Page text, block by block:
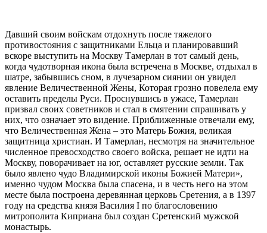
Давший своим войскам отдохнуть после тяжелого
противостояния с защитниками Ельца и планировавший
вскоре выступить на Москву Тамерлан в тот самый день,
когда чудотворная икона была встречена в Москве, отдыхал в
шатре, забывшись сном, в лучезарном сиянии он увидел
явление Величественной Жены, Которая грозно повелела ему
оставить пределы Руси. Проснувшись в ужасе, Тамерлан
призвал своих советников и стал в смятении спрашивать у
них, что означает это видение. Приближенные отвечали ему,
что Величественная Жена – это Матерь Божия, великая
защитница христиан. И Тамерлан, несмотря на значительное
численное превосходство своего войска, решает не идти на
Москву, поворачивает на юг, оставляет русские земли. Так
было явлено чудо Владимирской иконы Божией Матери»,
именно чудом Москва была спасена, и в честь него на этом
месте была построена деревянная церковь Сретения, а в 1397
году на средства князя Василия I по благословению
митрополита Киприана был создан Сретенский мужской
монастырь.